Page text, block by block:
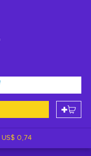
US$ 0,74